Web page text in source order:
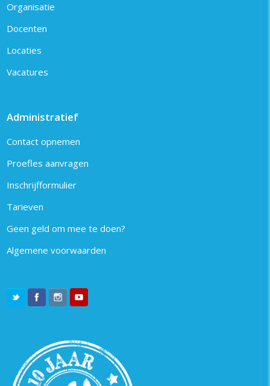
Organisatie
Docenten
Locaties
Vacatures
Administratief
Contact opnemen
Proefles aanvragen
Inschrijfformulier
Tarieven
Geen geld om mee te doen?
Algemene voorwaarden